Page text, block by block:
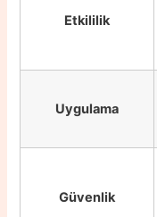
Etkililik
Uygulama
Güvenlik